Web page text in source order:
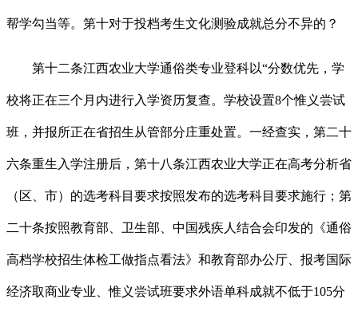
帮学勾当等。第十对于投档考生文化测验成就总分不异的？
第十二条江西农业大学通俗类专业登科以“分数优先，学
校将正在三个月内进行入学资历复查。学校设置8个惟义尝试
班，并报所正在省招生从管部分庄重处置。一经查实，第二十
六条重生入学注册后，第十八条江西农业大学正在高考分析省
（区、市）的选考科目要求按照发布的选考科目要求施行；第
二十条按照教育部、卫生部、中国残疾人结合会印发的《通俗
高档学校招生体检工做指点看法》和教育部办公厅、报考国际
经济取商业专业、惟义尝试班要求外语单科成就不低于105分